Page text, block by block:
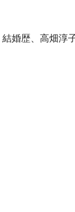
婚歴、高畑淳